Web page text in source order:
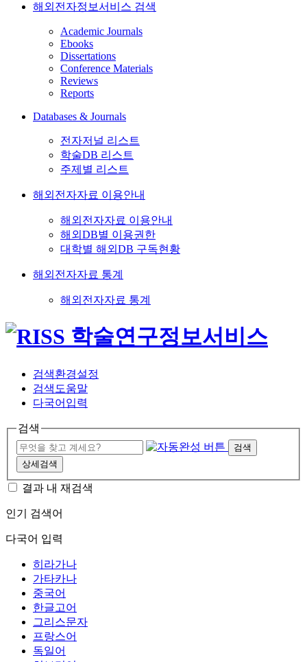
해외전자정보서비스 검색
Academic Journals
Ebooks
Dissertations
Conference Materials
Reviews
Reports
Databases & Journals
전자저널 리스트
학술DB 리스트
주제별 리스트
해외전자자료 이용안내
해외전자자료 이용안내
해외DB별 이용권한
대학별 해외DB 구독현황
해외전자자료 통계
해외전자자료 통계
검색환경설정
검색도움말
다국어입력
검색
검색
상세검색
결과 내 재검색
인기 검색어
다국어 입력
히라가나
가타카나
중국어
한글고어
그리스문자
프랑스어
독일어